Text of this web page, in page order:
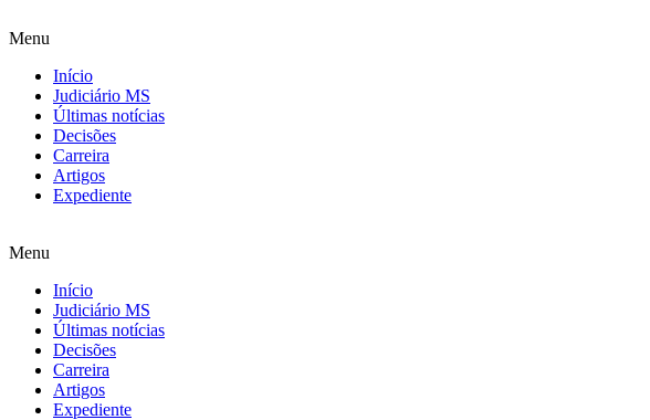
Menu
Início
Judiciário MS
Últimas notícias
Decisões
Carreira
Artigos
Expediente
Menu
Início
Judiciário MS
Últimas notícias
Decisões
Carreira
Artigos
Expediente